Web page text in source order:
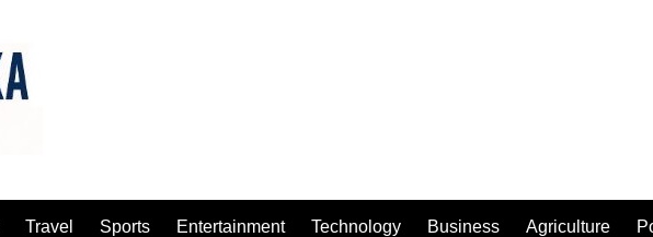
Travel Sports Entertainment Technology Business Agriculture